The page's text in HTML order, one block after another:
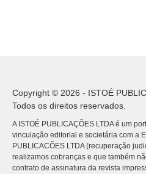
Copyright © 2026 - ISTOÉ
Todos os direitos reservados.
A ISTOÉ PUBLICAÇÕES LTDA é um
vinculação editorial e societária com a
PUBLICACÕES LTDA (recuperação
realizamos cobranças e que também
contrato de assinatura da revista